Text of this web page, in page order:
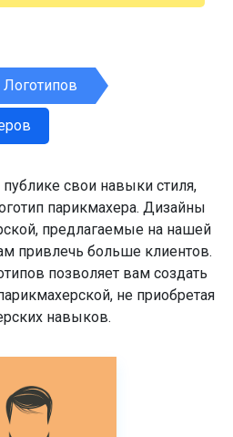
свои навыки стиля,
парикмахера. Дизайны
предлагаемые на нашей
привлечь больше клиентов.
позволяет вам создать
не приобретая
навыков.